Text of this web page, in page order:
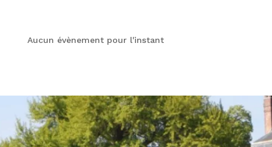
Aucun évènement pour l'instant